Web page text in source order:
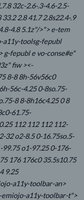
32c-2.6-.3-4.6-2.5-
2.8 41.7 2.8s22.4-.9
4.8 5.1z"/>"> e-tem
a11y-toolsg-fepubl
fepubl e vo-conse#e"
fiw ><-
8-8 8h-56v56c0
56c-4.25 0-8so.75-
8 8-8h16c4.25 0 8
61.75-
112 112 112 112-
32 o2-8.5 0-16.75so.5-
o1-97.25 0-176-
176 176c0 35.5s10.75
9.25
a11y-toolbar-an>
a11y-toolbar-t">